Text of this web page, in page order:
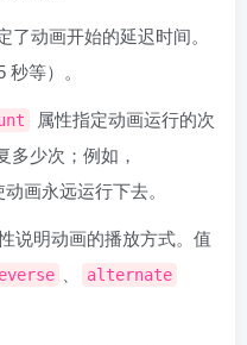
了动画开始的延迟时间。
等）。
属性指定动画运行的次
多少次；例如，
动画永远运行下去。
说明动画的播放方式。值
alternate